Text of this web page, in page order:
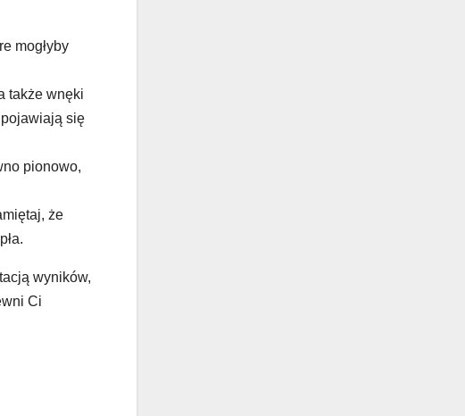
mogłyby
także wnęki
się
pionowo,
że
wyników,
Ci